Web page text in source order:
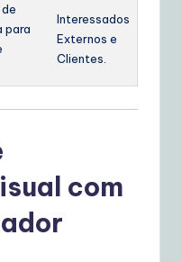
para
Interessados
Externos e
Clientes.
com